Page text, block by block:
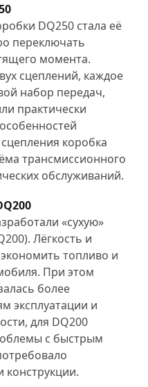
DQ250 стала её
переключать
момента.
сцеплений, каждое
набор передач,
практически
коробка
трансмиссионного
обслуживаний.
«сухую»
Лёгкость и
топливо и
При этом
более
эксплуатации и
для DQ200
с быстрым
конструкции.